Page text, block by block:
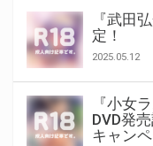
『武田
定！
2025.05.12
『小女
DVD発
キャン